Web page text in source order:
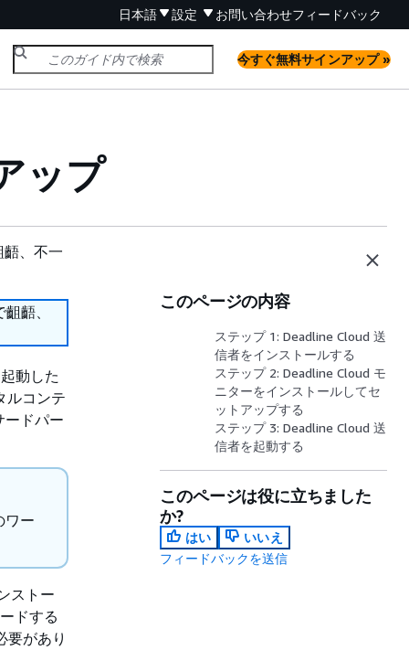
日本語 設定 お問い合わせフィードバック
今すぐ無料サインアップ »
ップ
、不一
齬、
動した
ルコンテ
ードパー
ワー
ストー
ドする
要があり
このページの内容
ステップ 1: Deadline Cloud 送
信者をインストールする
ステップ 2: Deadline Cloud モ
ニターをインストールしてセ
ットアップする
ステップ 3: Deadline Cloud 送
信者を起動する
このページは役に立ちました
か?
はい
いいえ
フィードバックを送信